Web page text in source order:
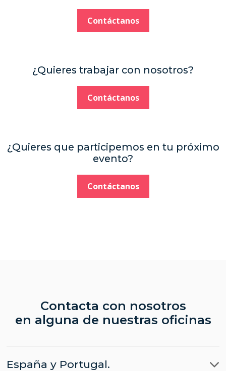
Contáctanos
¿Quieres trabajar con nosotros?
Contáctanos
¿Quieres que participemos en tu próximo
evento?
Contáctanos
Contacta con nosotros
en alguna de nuestras oficinas
España y Portugal.